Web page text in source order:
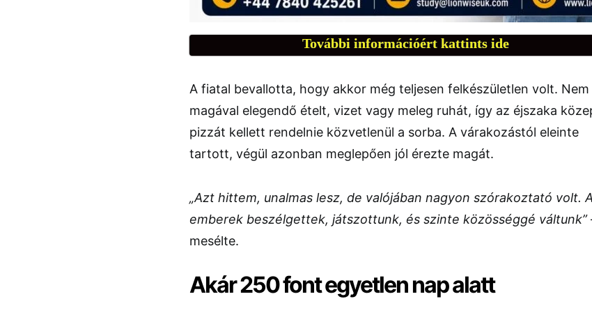
További információért kattints ide
A fiatal bevallotta, hogy akkor még teljesen felkészületlen volt.
magával elegendő ételt, vizet vagy meleg ruhát, így az éjszaka
pizzát kellett rendelnie közvetlenül a sorba. A várakozástól eleinte
tartott, végül azonban meglepően jól érezte magát.
„Azt hittem, unalmas lesz, de valójában nagyon szórakoztató volt.
emberek beszélgettek, játszottunk, és szinte közösséggé váltunk”
mesélte.
Akár 250 font egyetlen nap alatt